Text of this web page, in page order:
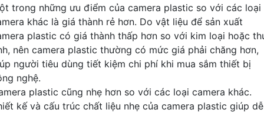
trong những ưu điểm của camera plastic so với các loại
khác là giá thành rẻ hơn. Do vật liệu để sản xuất
plastic có giá thành thấp hơn so với kim loại hoặc
nên camera plastic thường có mức giá phải chăng hơn,
người tiêu dùng tiết kiệm chi phí khi mua sắm thiết bị
nghệ.
plastic cũng nhẹ hơn so với các loại camera khác.
kế và cấu trúc chất liệu nhẹ của camera plastic giúp dễ